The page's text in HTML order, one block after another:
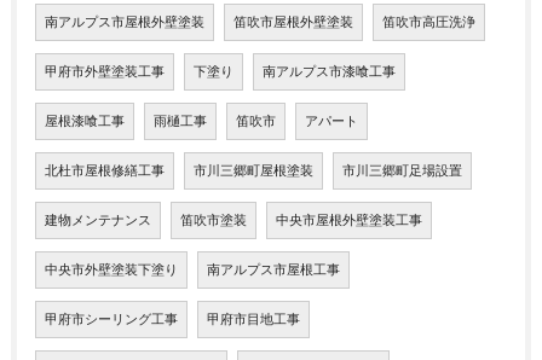
南アルプス市屋根外壁塗装 笛吹市屋根外壁塗装 笛吹市高圧洗浄
甲府市外壁塗装工事 下塗り 南アルプス市漆喰工事
屋根漆喰工事 雨樋工事 笛吹市 アパート
北杜市屋根修繕工事 市川三郷町屋根塗装 市川三郷町足場設置
建物メンテナンス 笛吹市塗装 中央市屋根外壁塗装工事
中央市外壁塗装下塗り 南アルプス市屋根工事
甲府市シーリング工事 甲府市目地工事